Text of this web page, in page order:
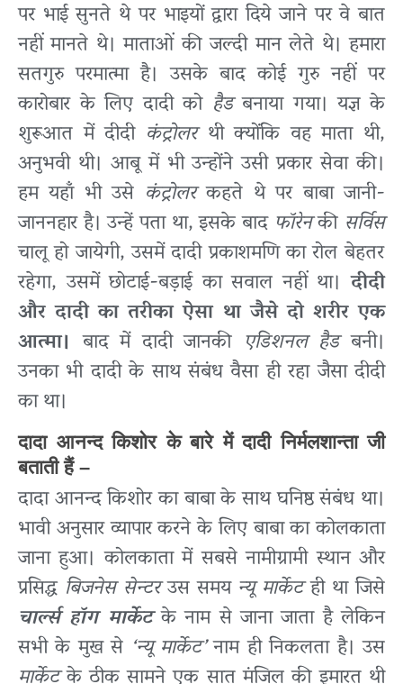
पर भाई सुनते थे पर भाइयों द्वारा दिये जाने पर वे बात
नहीं मानते थे। माताओं की जल्दी मान लेते थे। हमारा
सतगुरु परमात्मा है। उसके बाद कोई गुरु नहीं पर
कारोबार के लिए दादी को हैडबनाया गया। यज्ञ के
शुरूआत में दीदी कंट्रोलरथी क्योंकि वह माता थी,
अनुभवी थी। आबू में भी उन्होंने उसी प्रकार सेवा की।
हम यहाँ भी उसे कंट्रोलरकहते थे पर बाबा जानी-
जाननहार है। उन्हें पता था, इसके बादफॉरेनकी सर्विस
चालू हो जायेगी, उसमें दादी प्रकाशमणि का रोल बेहतर
रहेगा, उसमें छोटाई-बड़ाई का सवाल नहीं था।दीदी
और दादी का तरीका ऐसा था जैसे दो शरीर एक
आत्मा। बाद में दादी जानकी एडिशनल हैडबनी।
उनका भी दादी के साथ संबंध वैसा ही रहा जैसा दीदी
का था।
दादा आनन्द किशोर के बारे में दादी निर्मलशान्ता जी
बताती हैं –
दादा आनन्द किशोर का बाबा के साथ घनिष्ठ संबंध था।
भावी अनुसार व्यापार करने के लिए बाबा का कोलकाता
जाना हुआ। कोलकाता में सबसे नामीग्रामी स्थान और
प्रसिद्ध बिजनेस सेन्टरउस समयन्यू मार्केटही था जिसे
चार्ल्स हॉग मार्केटके नाम से जाना जाता है लेकिन
सभी के मुख से ‘न्यू मार्केट’नाम ही निकलता है। उस